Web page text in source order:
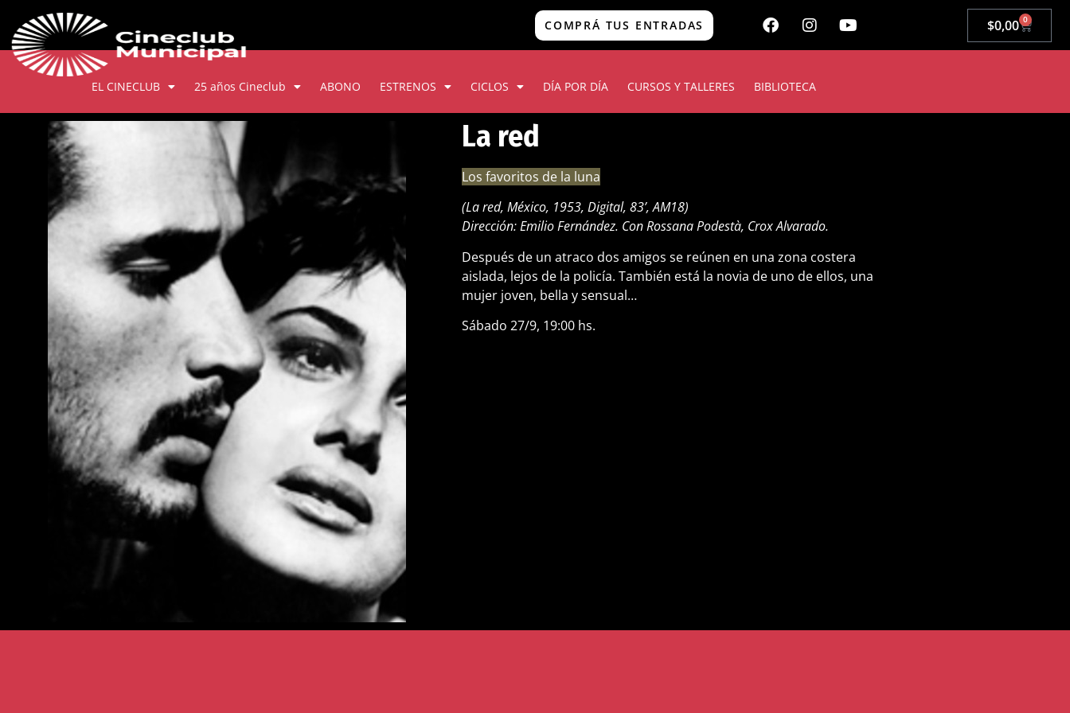
COMPRÁ TUS ENTRADAS $0,00 0
EL CINECLUB 25 años Cineclub ABONO ESTRENOS CICLOS DÍA POR DÍA CURSOS Y TALLERES BIBLIOTECA
La red
Los favoritos de la luna
(La red, México, 1953, Digital, 83’, AM18)
Dirección: Emilio Fernández. Con Rossana Podestà, Crox Alvarado.
Después de un atraco dos amigos se reúnen en una zona costera
aislada, lejos de la policía. También está la novia de uno de ellos, una
mujer joven, bella y sensual…
Sábado 27/9, 19:00 hs.